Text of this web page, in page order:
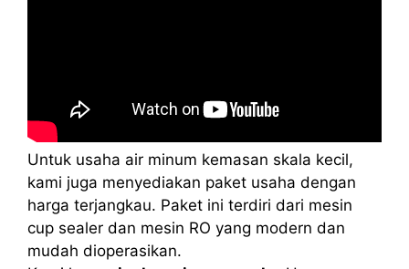
Untuk usaha air minum kemasan skala kecil,
kami juga menyediakan paket usaha dengan
harga terjangkau. Paket ini terdiri dari mesin
cup sealer dan mesin RO yang modern dan
mudah dioperasikan.